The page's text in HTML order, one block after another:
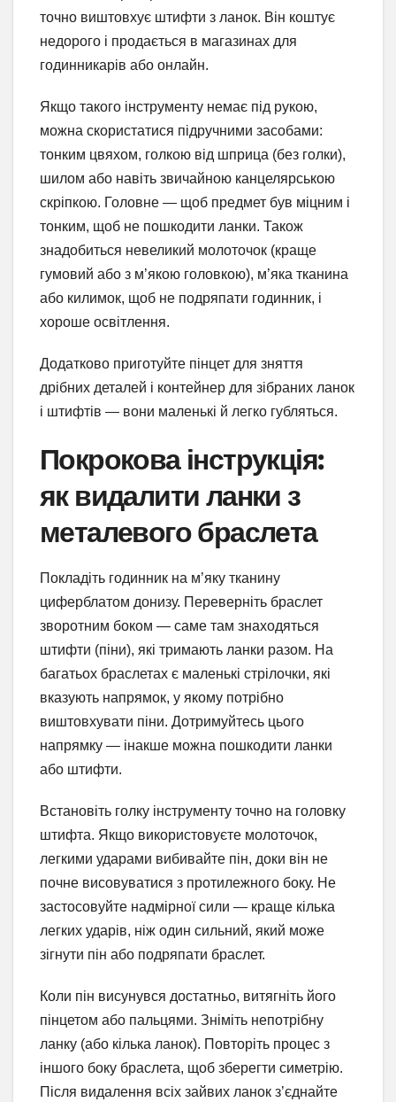
точно виштовхує штифти з ланок. Він коштує
недорого і продається в магазинах для
годинникарів або онлайн.
Якщо такого інструменту немає під рукою,
можна скористатися підручними засобами:
тонким цвяхом, голкою від шприца (без голки),
шилом або навіть звичайною канцелярською
скріпкою. Головне — щоб предмет був міцним і
тонким, щоб не пошкодити ланки. Також
знадобиться невеликий молоточок (краще
гумовий або з м’якою головкою), м’яка тканина
або килимок, щоб не подряпати годинник, і
хороше освітлення.
Додатково приготуйте пінцет для зняття
дрібних деталей і контейнер для зібраних ланок
і штифтів — вони маленькі й легко губляться.
Покрокова інструкція:
як видалити ланки з
металевого браслета
Покладіть годинник на м’яку тканину
циферблатом донизу. Переверніть браслет
зворотним боком — саме там знаходяться
штифти (піни), які тримають ланки разом. На
багатьох браслетах є маленькі стрілочки, які
вказують напрямок, у якому потрібно
виштовхувати піни. Дотримуйтесь цього
напрямку — інакше можна пошкодити ланки
або штифти.
Встановіть голку інструменту точно на головку
штифта. Якщо використовуєте молоточок,
легкими ударами вибивайте пін, доки він не
почне висовуватися з протилежного боку. Не
застосовуйте надмірної сили — краще кілька
легких ударів, ніж один сильний, який може
зігнути пін або подряпати браслет.
Коли пін висунувся достатньо, витягніть його
пінцетом або пальцями. Зніміть непотрібну
ланку (або кілька ланок). Повторіть процес з
іншого боку браслета, щоб зберегти симетрію.
Після видалення всіх зайвих ланок з’єднайте